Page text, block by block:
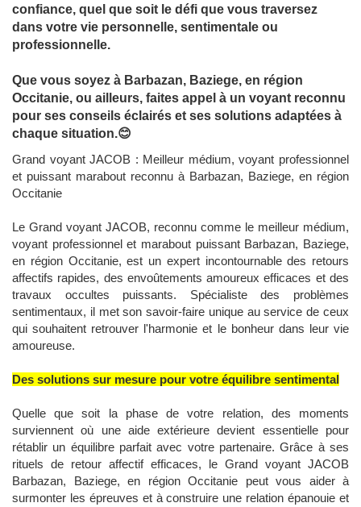
confiance, quel que soit le défi que vous traversez
dans votre vie personnelle, sentimentale ou
professionnelle.
Que vous soyez à Barbazan, Baziege, en région
Occitanie, ou ailleurs, faites appel à un voyant reconnu
pour ses conseils éclairés et ses solutions adaptées à
chaque situation.😊
Grand voyant JACOB : Meilleur médium, voyant professionnel
et puissant marabout reconnu à Barbazan, Baziege, en région
Occitanie
Le Grand voyant JACOB, reconnu comme le meilleur médium,
voyant professionnel et marabout puissant Barbazan, Baziege,
en région Occitanie, est un expert incontournable des retours
affectifs rapides, des envoûtements amoureux efficaces et des
travaux occultes puissants. Spécialiste des problèmes
sentimentaux, il met son savoir-faire unique au service de ceux
qui souhaitent retrouver l'harmonie et le bonheur dans leur vie
amoureuse.
Des solutions sur mesure pour votre équilibre sentimental
Quelle que soit la phase de votre relation, des moments
surviennent où une aide extérieure devient essentielle pour
rétablir un équilibre parfait avec votre partenaire. Grâce à ses
rituels de retour affectif efficaces, le Grand voyant JACOB
Barbazan, Baziege, en région Occitanie peut vous aider à
surmonter les épreuves et à construire une relation épanouie et